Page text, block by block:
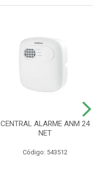
CENTRAL ALARME ANM 24
NET
Código: 543512